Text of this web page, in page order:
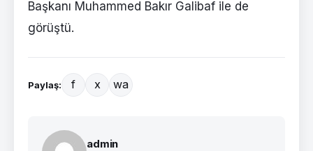
Başkanı Muhammed Bakır Galibaf ile de
görüştü.
Paylaş: f x wa
admin